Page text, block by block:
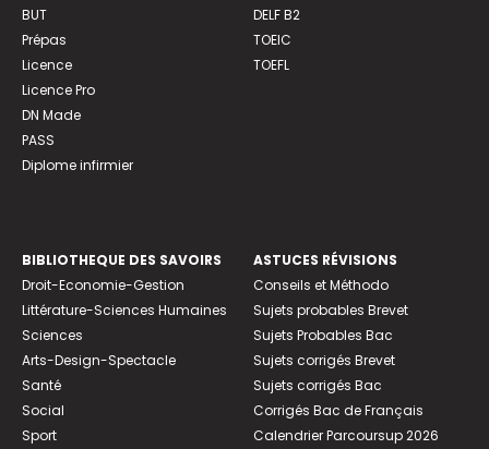
BUT
Prépas
Licence
Licence Pro
DN Made
PASS
Diplome infirmier
DELF B2
TOEIC
TOEFL
BIBLIOTHEQUE DES SAVOIRS
Droit-Economie-Gestion
Littérature-Sciences Humaines
Sciences
Arts-Design-Spectacle
Santé
Social
Sport
ASTUCES RÉVISIONS
Conseils et Méthodo
Sujets probables Brevet
Sujets Probables Bac
Sujets corrigés Brevet
Sujets corrigés Bac
Corrigés Bac de Français
Calendrier Parcoursup 2026